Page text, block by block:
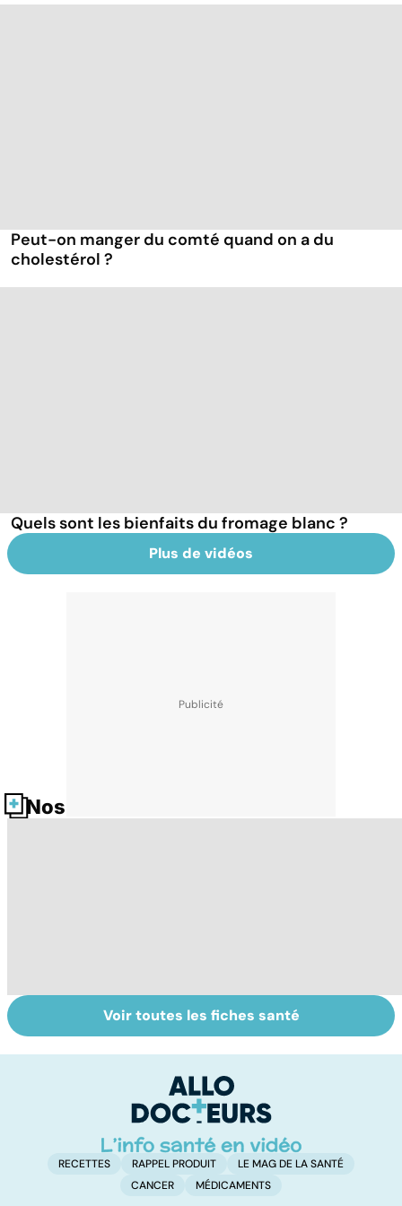
Peut-on manger du comté quand on a du
cholestérol ?
Quels sont les bienfaits du fromage blanc ?
Plus de vidéos
Nos fiches santé
HPV : tout savoir
sur les
Le magnésium,
un oligo-élément
Voir toutes les fiches santé
RECETTES RAPPEL PRODUIT
LE MAG DE LA SANTÉ
CANCER
MÉDICAMENTS